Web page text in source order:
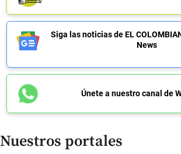
Siga las noticias de EL
News
Únete a nuestro canal de
Nuestros portales